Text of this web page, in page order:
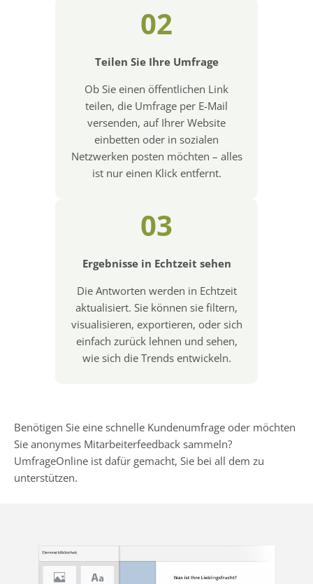
02
Teilen Sie Ihre Umfrage
Ob Sie einen öffentlichen Link
teilen, die Umfrage per E-Mail
versenden, auf Ihrer Website
einbetten oder in sozialen
Netzwerken posten möchten – alles
ist nur einen Klick entfernt.
03
Ergebnisse in Echtzeit sehen
Die Antworten werden in Echtzeit
aktualisiert. Sie können sie filtern,
visualisieren, exportieren, oder sich
einfach zurück lehnen und sehen,
wie sich die Trends entwickeln.
Benötigen Sie eine schnelle Kundenumfrage oder möchten
Sie anonymes Mitarbeiterfeedback sammeln?
UmfrageOnline ist dafür gemacht, Sie bei all dem zu
unterstützen.